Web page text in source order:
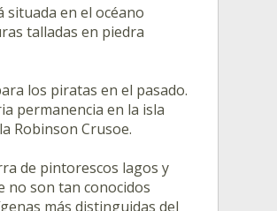
situada en el océano
talladas en piedra
los piratas en el pasado.
permanencia en la isla
Robinson Crusoe.
de pintorescos lagos y
no son tan conocidos
más distinguidas del